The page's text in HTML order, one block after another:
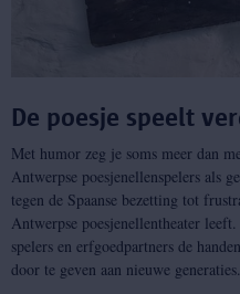
De poesje speelt
Met humor zeg je soms meer dan
Antwerpse poesjenellenspelers als
tegen de Spaanse bezetting tot
Antwerpse poesjenellentheater leeft.
spelers en erfgoedpartners de
door te geven aan nieuwe generaties.